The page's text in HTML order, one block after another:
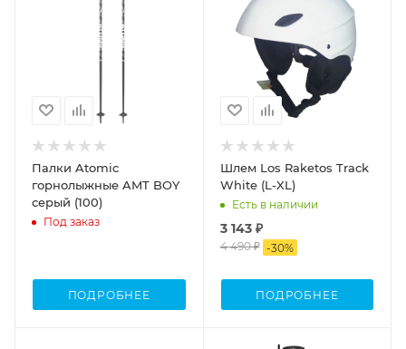
Палки Atomic
горнолыжные AMT BOY
серый (100)
Под заказ
ПОДРОБНЕЕ
Шлем Los Raketos Track
White (L-XL)
Есть в наличии
3 143 ₽
4 490 ₽ -30%
ПОДРОБНЕЕ